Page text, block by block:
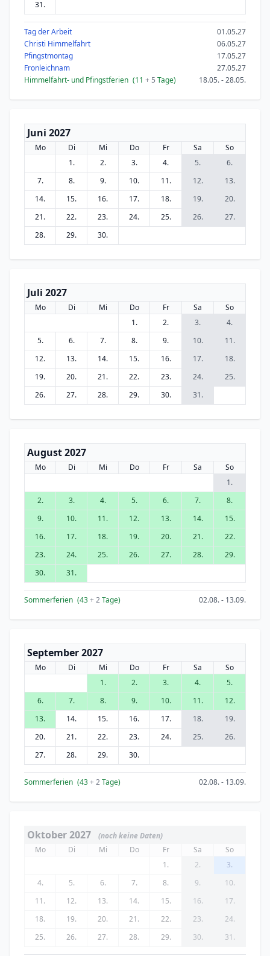
31.
Tag der Arbeit
01.05.27
Christi Himmelfahrt
06.05.27
Pfingstmontag
17.05.27
Fronleichnam
27.05.27
Himmelfahrt- und Pfingstferien (11 + 5 Tage) 18.05. - 28.05.
Juni 2027
Mo Di Mi Do Fr Sa
So
1.
2. 3. 4. 5.
6.
7.
8. 9. 10. 11. 12.
13.
14.
15. 16. 17. 18. 19.
20.
21.
22. 23. 24. 25. 26.
27.
28.
29. 30.
Juli 2027
Mo Di Mi Do Fr Sa
So
1.
2. 3.
4.
5.
6. 7. 8. 9. 10.
11.
12.
13. 14. 15. 16. 17.
18.
19.
20. 21. 22. 23. 24.
25.
26.
27. 28. 29. 30. 31.
August 2027
Mo Di Mi Do Fr Sa
So
1.
2.
3. 4. 5. 6. 7.
8.
9.
10. 11. 12. 13. 14.
15.
16.
17. 18. 19. 20. 21.
22.
23.
24. 25. 26. 27. 28.
29.
30.
31.
Sommerferien (43+ 2Tage) 02.08. - 13.09.
September 2027
Mo Di Mi Do Fr Sa
So
1.
2. 3. 4.
5.
6.
7. 8. 9. 10. 11.
12.
13.
14. 15. 16. 17. 18.
19.
20.
21. 22. 23. 24. 25.
26.
27.
28. 29. 30.
Sommerferien (43+ 2Tage) 02.08. - 13.09.
Oktober 2027
(noch keine Daten)
Mo
Di Mi Do Fr Sa
So
1.
2.
3.
4.
5. 6. 7. 8. 9.
10.
11.
12. 13. 14. 15. 16.
17.
18.
19. 20. 21. 22. 23.
24.
25.
26. 27. 28. 29. 30. 31.